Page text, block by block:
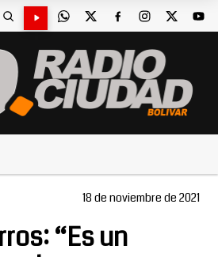
18 de noviembre de 2021
“Es un